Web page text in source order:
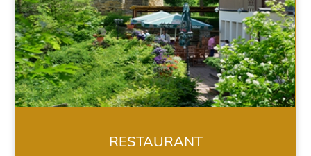
RESTAURANT